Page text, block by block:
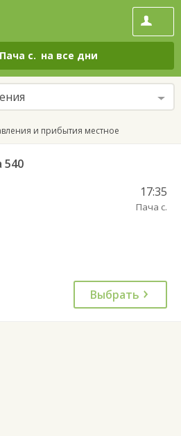
Пача с. на все дни
и прибытия местное
17:35
Пача с.
Выбрать